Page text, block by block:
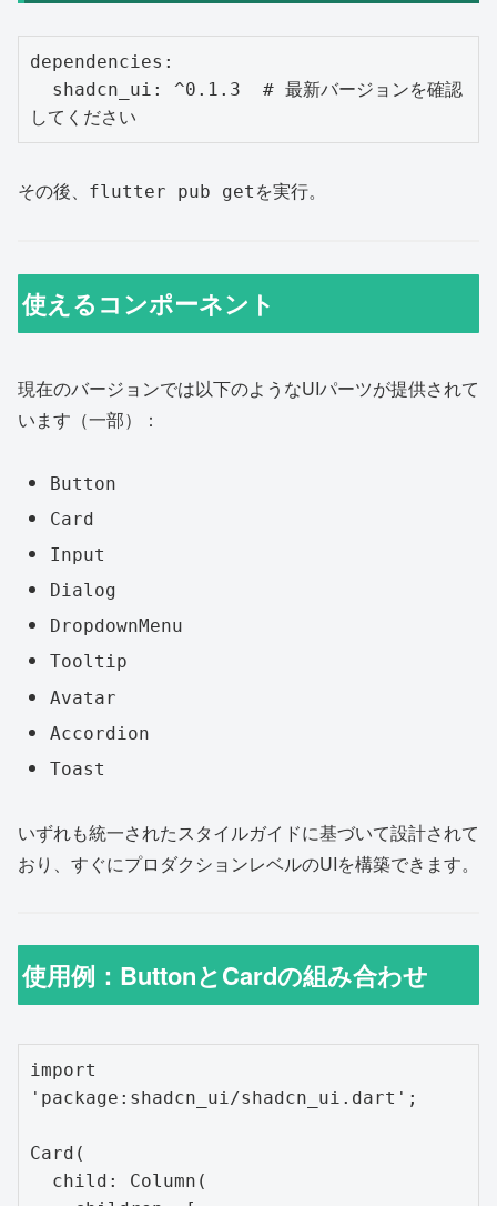
dependencies:
その後、 flutter pub get を実行。
使えるコンポーネント
現在のバージョンでは以下のようなUIパーツが提供されて
います（一部）：
Button
Card
Input
Dialog
DropdownMenu
Tooltip
Avatar
Accordion
Toast
いずれも統一されたスタイルガイドに基づいて設計されて
おり、すぐにプロダクションレベルのUIを構築できます。
使用例：ButtonとCardの組み合わせ
import
'package:shadcn_ui/shadcn_ui.dart';
Card(